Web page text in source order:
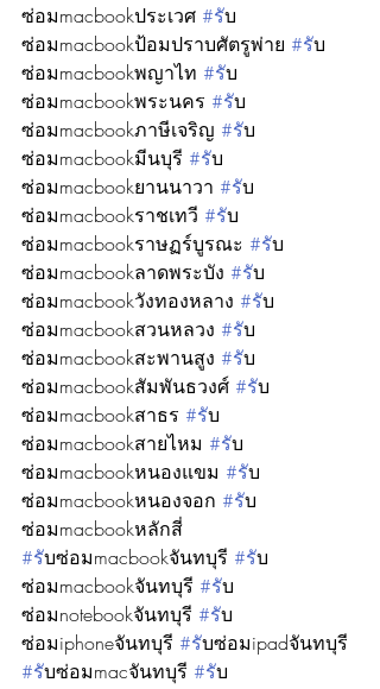
ซ่อมmacbookประเวศ #รับ
ซ่อมmacbookป้อมปราบศัตรูพ่าย #รับ
ซ่อมmacbookพญาไท #รับ
ซ่อมmacbookพระนคร #รับ
ซ่อมmacbookภาษีเจริญ #รับ
ซ่อมmacbookมีนบุรี #รับ
ซ่อมmacbookยานนาวา #รับ
ซ่อมmacbookราชเทวี #รับ
ซ่อมmacbookราษฏร์บูรณะ #รับ
ซ่อมmacbookลาดพระบัง #รับ
ซ่อมmacbookวังทองหลาง #รับ
ซ่อมmacbookสวนหลวง #รับ
ซ่อมmacbookสะพานสูง #รับ
ซ่อมmacbookสัมพันธวงศ์ #รับ
ซ่อมmacbookสาธร #รับ
ซ่อมmacbookสายไหม #รับ
ซ่อมmacbookหนองแขม #รับ
ซ่อมmacbookหนองจอก #รับ
ซ่อมmacbookหลักสี่
#รับซ่อมmacbookจันทบุรี #รับ
ซ่อมmacbookจันทบุรี #รับ
ซ่อมnotebookจันทบุรี #รับ
ซ่อมiphoneจันทบุรี #รับซ่อมipadจันทบุรี
#รับซ่อมmacจันทบุรี #รับ